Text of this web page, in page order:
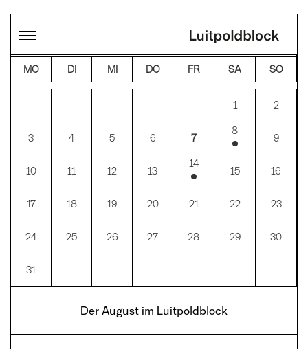
MO DI MI DO FR SA SO
1 2
3 4 5 6 7
8
9
10 11 12 13
14
15 16
17 18 19 20 21 22 23
24 25 26 27 28 29 30
31
Der August im Luitpoldblock